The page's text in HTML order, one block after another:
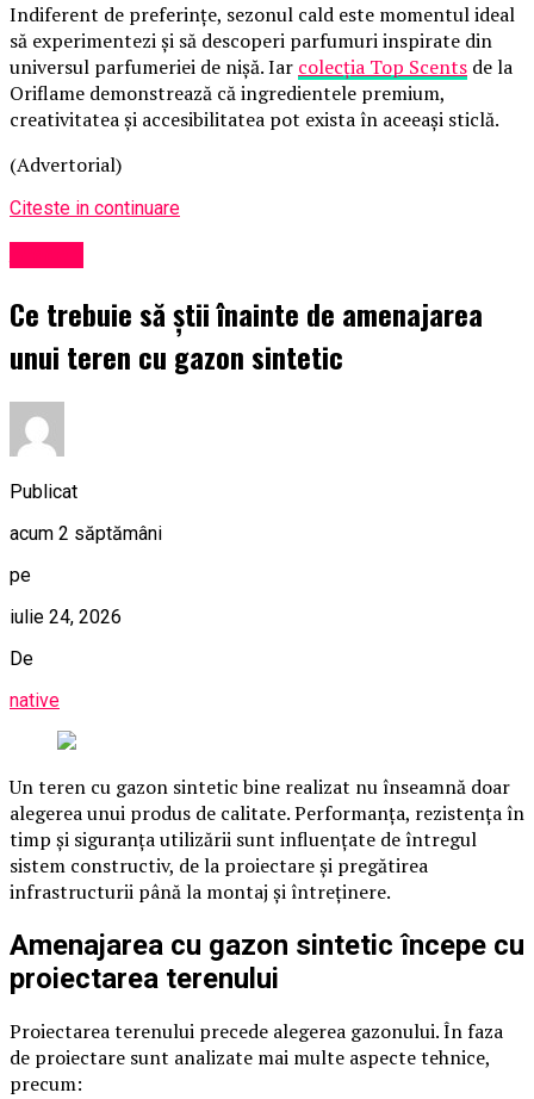
Indiferent de preferințe, sezonul cald este momentul ideal
să experimentezi și să descoperi parfumuri inspirate din
universul parfumeriei de nișă. Iar colecția Top Scents de la
Oriflame demonstrează că ingredientele premium,
creativitatea și accesibilitatea pot exista în aceeași sticlă.
(Advertorial)
Citeste in continuare
Ce trebuie să știi înainte de amenajarea
unui teren cu gazon sintetic
Publicat
acum 2 săptămâni
pe
iulie 24, 2026
De
native
Un teren cu gazon sintetic bine realizat nu înseamnă doar
alegerea unui produs de calitate. Performanța, rezistența în
timp și siguranța utilizării sunt influențate de întregul
sistem constructiv, de la proiectare și pregătirea
infrastructurii până la montaj și întreținere.
Amenajarea cu gazon sintetic începe cu
proiectarea terenului
Proiectarea terenului precede alegerea gazonului. În faza
de proiectare sunt analizate mai multe aspecte tehnice,
precum: